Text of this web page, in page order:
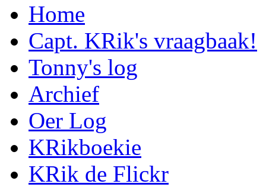
Home
Capt. KRik's vraagbaak!
Tonny's log
Archief
Oer Log
KRikboekie
KRik de Flickr